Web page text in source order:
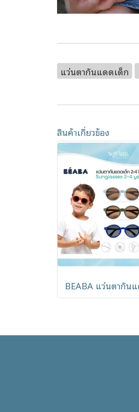
แว่นตากันแดดเด็ก
สินค้าเกี่ยวข้อง